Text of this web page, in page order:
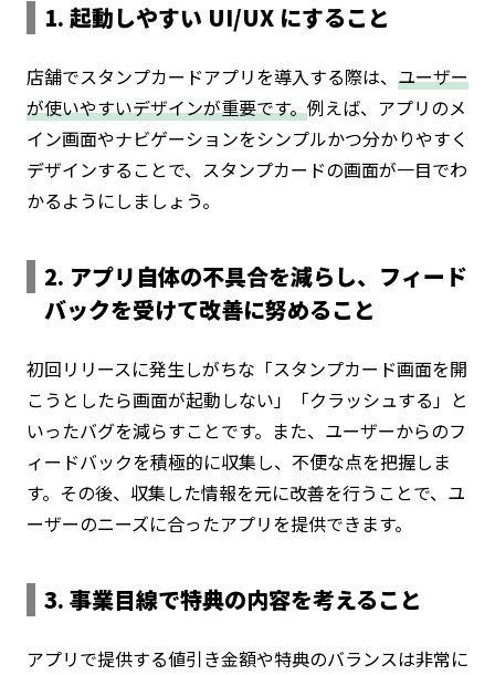
1. 起動しやすい UI/UX にすること
店舗でスタンプカードアプリを導入する際は、 ユーザー
が使いやすいデザインが重要です。例えば、アプリのメ
イン画面やナビゲーションをシンプルかつ分かりやすく
デザインすることで、スタンプカードの画面が一目でわ
かるようにしましょう。
2. アプリ自体の不具合を減らし、フィード
バックを受けて改善に努めること
初回リリースに発生しがちな「スタンプカード画面を開
こうとしたら画面が起動しない」「クラッシュする」と
いったバグを減らすことです。また、ユーザーからのフ
ィードバックを積極的に収集し、不便な点を把握しま
す。その後、収集した情報を元に改善を行うことで、ユ
ーザーのニーズに合ったアプリを提供できます。
3. 事業目線で特典の内容を考えること
アプリで提供する値引き金額や特典のバランスは非常に